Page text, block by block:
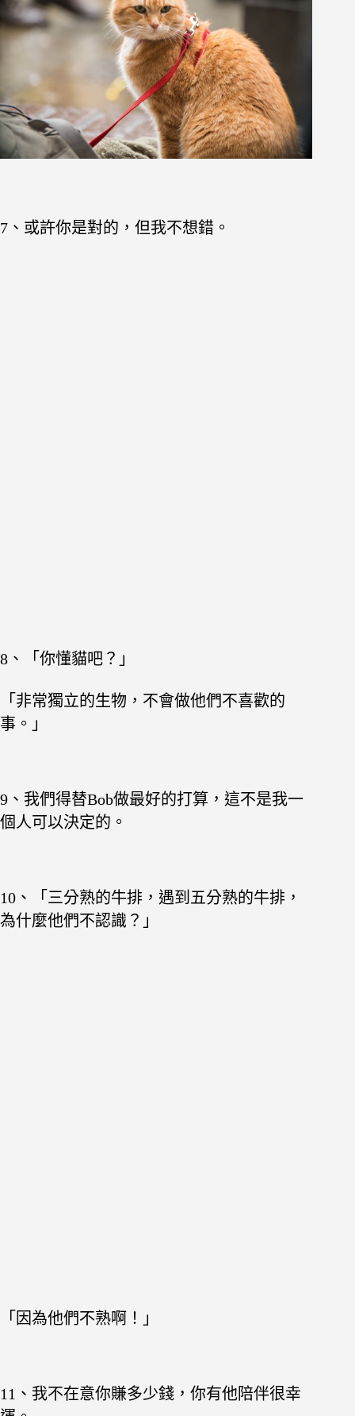
7、或許你是對的，但我不想錯。
8、「你懂貓吧？」
「非常獨立的生物，不會做他們不喜歡的
事。」
9、我們得替Bob做最好的打算，這不是我一
個人可以決定的。
10、「三分熟的牛排，遇到五分熟的牛排，
為什麼他們不認識？」
「因為他們不熟啊！」
11、我不在意你賺多少錢，你有他陪伴很幸